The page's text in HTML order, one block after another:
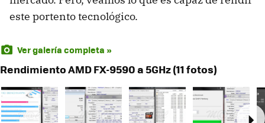
este portento tecnológico.
Ver galería completa »
Rendimiento AMD FX-9590 a 5GHz (11 fotos)